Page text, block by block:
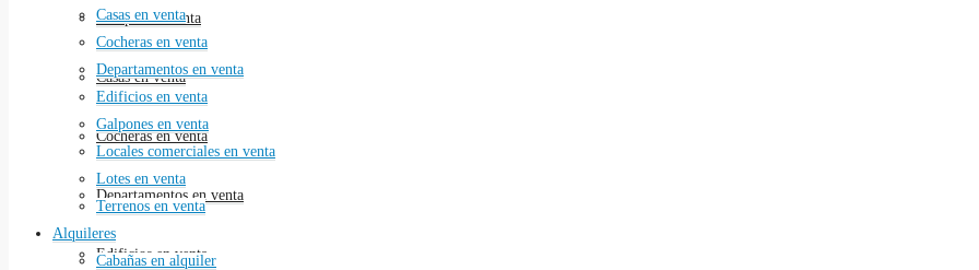
Campos en venta
Casas en venta
Cocheras en venta
Departamentos en venta
Edificios en venta
Casas en venta
Cocheras en venta
Departamentos en venta
Edificios en venta
Galpones en venta
Locales comerciales en venta
Lotes en venta
Terrenos en venta
Alquileres
Cabañas en alquiler